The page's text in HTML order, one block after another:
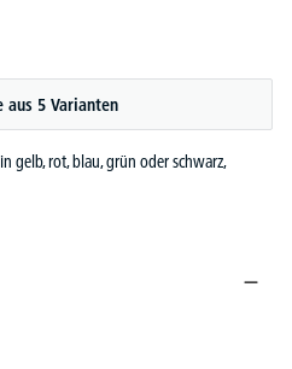
aus 5 Varianten
gelb, rot, blau, grün oder schwarz,